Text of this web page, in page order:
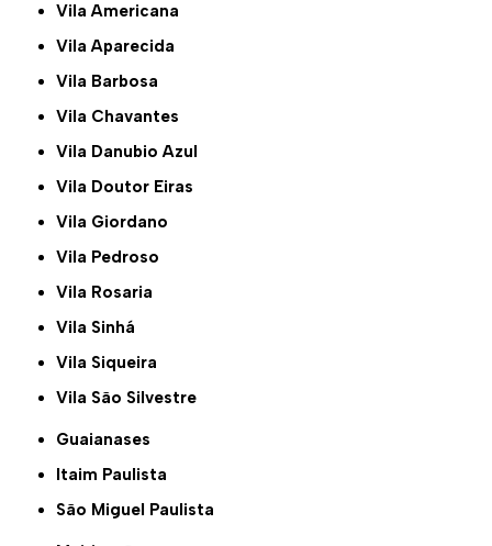
Vila Americana
Vila Aparecida
Vila Barbosa
Vila Chavantes
Vila Danubio Azul
Vila Doutor Eiras
Vila Giordano
Vila Pedroso
Vila Rosaria
Vila Sinhá
Vila Siqueira
Vila São Silvestre
Guaianases
Itaim Paulista
São Miguel Paulista